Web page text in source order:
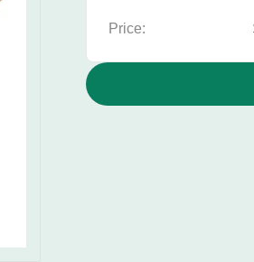
Price: